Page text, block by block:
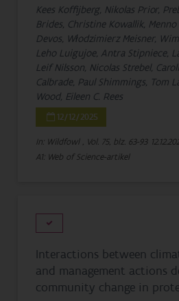
Kees Koffijberg, Nikolas Prior,
Brides, Christine Kowallik,
Devos, Włodzimierz Meisner,
Leho Luigujoe, Antra Stipniece,
Leif Nilsson, Nicolas Strebel,
Calbrade, Paul Shimmings, Tom
Wood, Eileen C. Rees
12/12/2025
In: Wildfowl , Vol. 75, blz. 63-93
A1: Web of Science-artikel
Interactions between
and management actions
community change in